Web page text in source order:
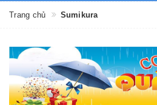
Trang chủ Sumikura